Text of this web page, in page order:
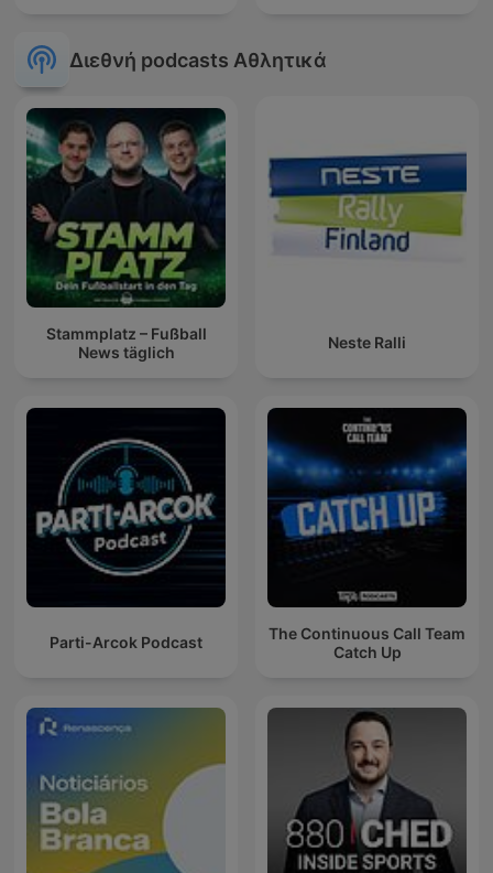
Διεθνή podcasts Αθλητικά
Stammplatz – Fußball
News täglich
Neste Ralli
Parti-Arcok Podcast
The Continuous Call Team
Catch Up